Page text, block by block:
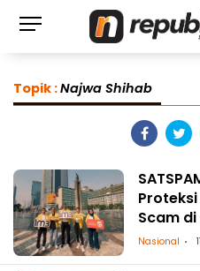
Topik :Najwa Shihab
Scam
Nasional